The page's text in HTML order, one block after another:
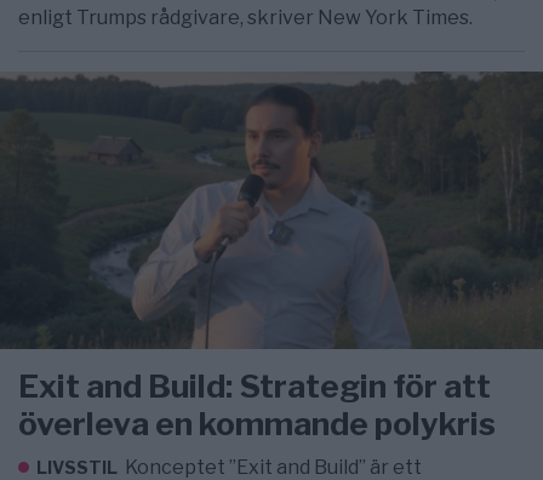
enligt Trumps rådgivare, skriver New York Times.
Exit and Build: Strategin för att
överleva en kommande polykris
LIVSSTIL Konceptet ”Exit and Build” är ett